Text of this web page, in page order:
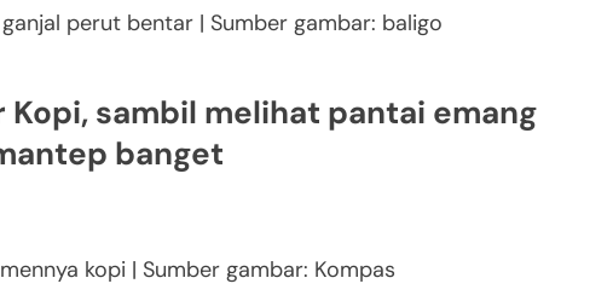
perut bentar | Sumber gambar: baligo
sambil melihat pantai emang
banget
kopi | Sumber gambar: Kompas